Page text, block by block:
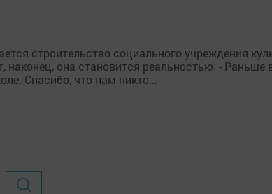
строительство социального учреждения
она становится реальностью. - Раньше
Спасибо, что нам никто...